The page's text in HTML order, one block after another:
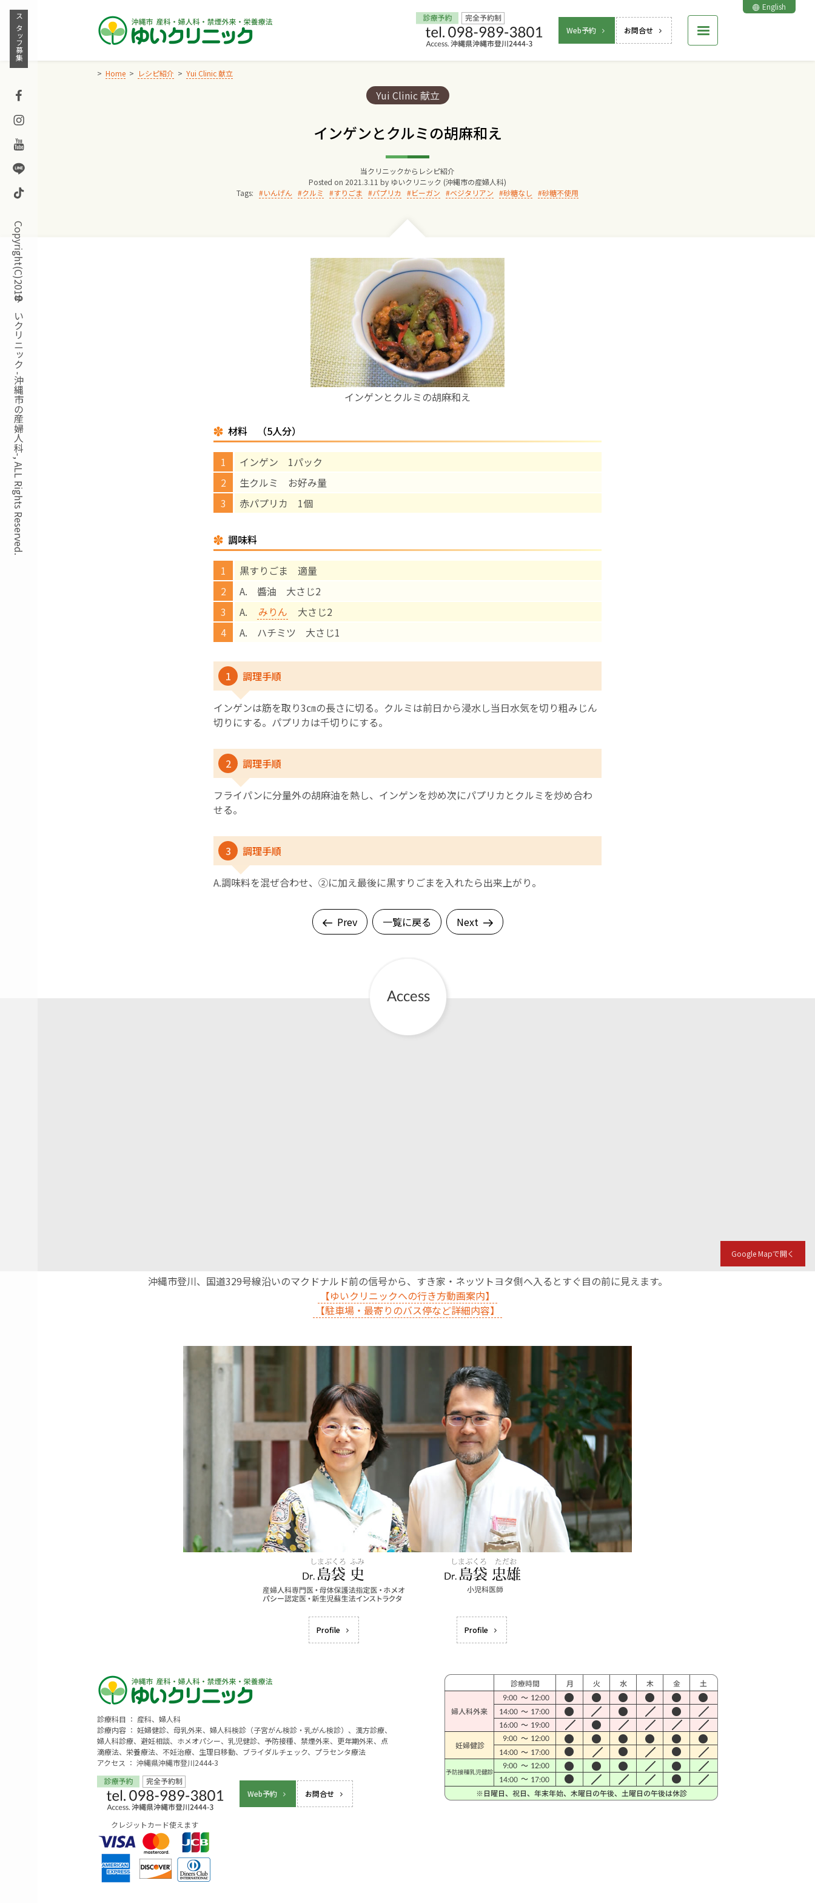
Skip
content
Web予約 お問合せ
English
スタッフ募集
Facebook
Instagram
Youtube
Line
TikTok
Copyright(C)2018ゆいクリニック -沖縄市の産婦人科-, ALL Rights Reserved.
Home レシピ紹介 Yui Clinic 献立
Categories:
Yui Clinic 献立
インゲンとクルミの胡麻和え
当クリニックからレシピ紹介
Posted on 2021.3.11 by ゆいクリニック (沖縄市の産婦人科)
Tags:
いんげん クルミ すりごま パプリカ ビーガン ベジタリアン 砂糖なし 砂糖不使用
インゲンとクルミの胡麻和え
材料 （5人分）
インゲン 1パック
生クルミ お好み量
赤パプリカ 1個
調味料
黒すりごま 適量
A. 醬油 大さじ2
A.
みりん 大さじ2
A. ハチミツ 大さじ1
1 調理手順
インゲンは筋を取り3㎝の長さに切る。クルミは前日から浸水し当日水気を切り粗みじん
切りにする。パプリカは千切りにする。
2 調理手順
フライパンに分量外の胡麻油を熱し、インゲンを炒め次にパプリカとクルミを炒め合わ
せる。
3 調理手順
A.調味料を混ぜ合わせ、➁に加え最後に黒すりごまを入れたら出来上がり。
Prev 一覧に戻る Next
Google Mapで開く
沖縄市登川、国道329号線沿いのマクドナルド前の信号から、すき家・ネッツトヨタ側へ入るとすぐ目の前に見えます。
【ゆいクリニックへの行き方動画案内】
【駐車場・最寄りのバス停など詳細内容】
Profile Profile
診療科目 ： 産科、婦人科
診療内容 ： 妊婦健診、母乳外来、婦人科検診（子宮がん検診・乳がん検診）、漢方診療、
婦人科診療、避妊相談、ホメオパシー、乳児健診、予防接種、禁煙外来、更年期外来、点
滴療法、栄養療法、不妊治療、生理日移動、ブライダルチェック、プラセンタ療法
アクセス ： 沖縄県沖縄市登川2444-3
Web予約 お問合せ
クレジットカード使えます
Home
院長からのごあいさつ
ゆいクリニックの経営理念
診療料金
妊婦健診
お産について
親と子の結びつき支援
母乳育児
予防接種
‘さんルーム’ でさまざまな講座・クラス
遠方にお住まいで当院での出産を希望される方へ